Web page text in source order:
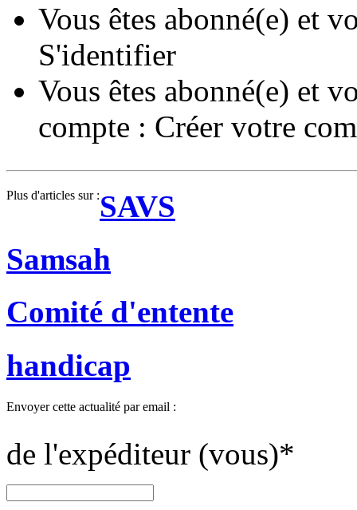
Vous êtes abonné(e) et
S'identifier
Vous êtes abonné(e) et
compte : Créer votre
Plus d'articles sur :SAVS
Samsah
Comité d'entente
handicap
Envoyer cette actualité par email :
de l'expéditeur (vous)*